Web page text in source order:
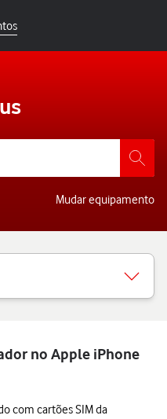
Mudar equipamento
no Apple iPhone
com cartões SIM da